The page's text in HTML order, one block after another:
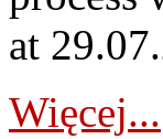
at
Więcej...